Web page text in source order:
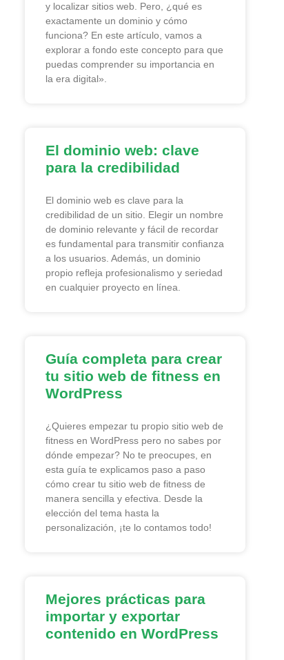
y localizar sitios web. Pero, ¿qué es
exactamente un dominio y cómo
funciona? En este artículo, vamos a
explorar a fondo este concepto para que
puedas comprender su importancia en
la era digital».
El dominio web: clave
para la credibilidad
El dominio web es clave para la
credibilidad de un sitio. Elegir un nombre
de dominio relevante y fácil de recordar
es fundamental para transmitir confianza
a los usuarios. Además, un dominio
propio refleja profesionalismo y seriedad
en cualquier proyecto en línea.
Guía completa para crear
tu sitio web de fitness en
WordPress
¿Quieres empezar tu propio sitio web de
fitness en WordPress pero no sabes por
dónde empezar? No te preocupes, en
esta guía te explicamos paso a paso
cómo crear tu sitio web de fitness de
manera sencilla y efectiva. Desde la
elección del tema hasta la
personalización, ¡te lo contamos todo!
Mejores prácticas para
importar y exportar
contenido en WordPress